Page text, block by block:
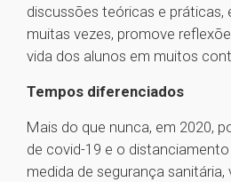
discussões teóricas e práticas,
muitas vezes, promove
vida dos alunos em muitos
Tempos diferenciados
Mais do que nunca, em 2020,
de covid-19 e o
medida de segurança